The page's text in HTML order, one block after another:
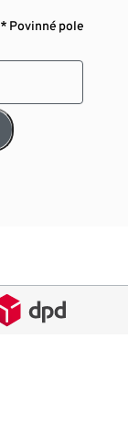
* Povinné pole